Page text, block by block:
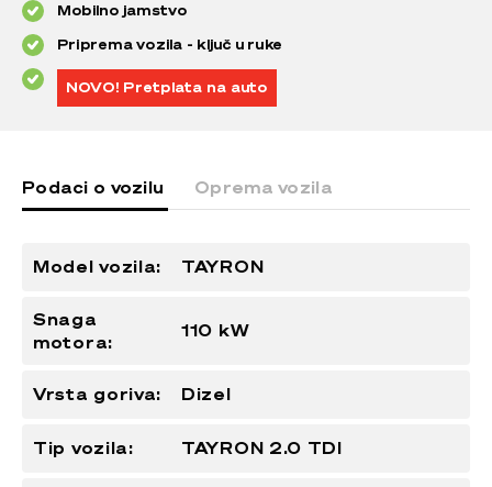
Mobilno jamstvo
Priprema vozila - ključ u ruke
NOVO! Pretplata na auto
Podaci o vozilu Oprema vozila
Model vozila: TAYRON
Snaga
motora:
110 kW
Vrsta goriva: Dizel
Tip vozila: TAYRON 2.0 TDI